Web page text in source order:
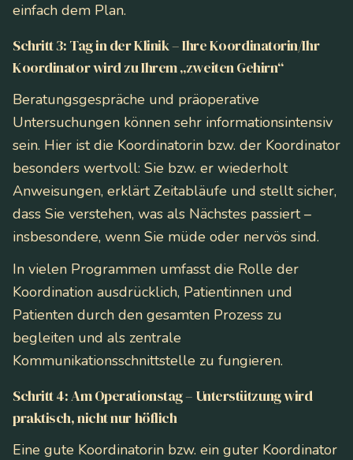
einfach dem Plan.
Schritt 3: Tag in der Klinik – Ihre Koordinatorin/Ihr
Koordinator wird zu Ihrem „zweiten Gehirn“
Beratungsgespräche und präoperative
Untersuchungen können sehr informationsintensiv
sein. Hier ist die Koordinatorin bzw. der Koordinator
besonders wertvoll: Sie bzw. er wiederholt
Anweisungen, erklärt Zeitabläufe und stellt sicher,
dass Sie verstehen, was als Nächstes passiert –
insbesondere, wenn Sie müde oder nervös sind.
In vielen Programmen umfasst die Rolle der
Koordination ausdrücklich, Patientinnen und
Patienten durch den gesamten Prozess zu
begleiten und als zentrale
Kommunikationsschnittstelle zu fungieren.
Schritt 4: Am Operationstag – Unterstützung wird
praktisch, nicht nur höflich
Eine gute Koordinatorin bzw. ein guter Koordinator